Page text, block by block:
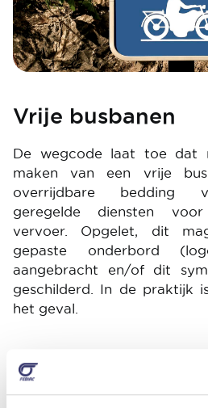
Vrije busbanen
De wegcode laat toe dat
maken van een vrije
overrijdbare bedding
geregelde diensten voor
vervoer. Opgelet, dit
gepaste onderbord
aangebracht en/of dit
geschilderd. In de praktijk
het geval.
Passagiers op de
motor/scooter